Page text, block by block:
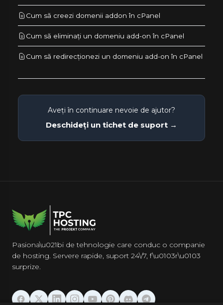
Cum să creezi domenii addon în cPanel
Cum să eliminați un domeniu add-on în cPanel
Cum să redirecționezi un domeniu add-on în cPanel
Aveți în continuare nevoie de ajutor?
Deschideți un tichet de suport →
Pasiona\u021bi de tehnologie care conduc o companie
de hosting. Servere rapide, suport 24\/7, f\u0103r\u0103
surprize.